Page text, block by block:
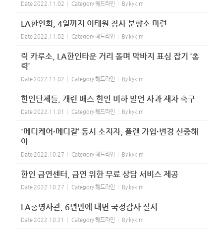
Date 2022.11.02 Category헤드라인 By kykim
LA한인회, 4일까지 이태원 참사 분향소 마련
Date 2022.11.02 Category헤드라인 By kykim
릭 카루소, LA한인타운 거리 돌며 막바지 표심 잡기 ‘총
력’
Date 2022.11.02 Category헤드라인 By kykim
한인단체들, 캐런 배스 한인 비하 발언 사과 재차 촉구
Date 2022.11.01 Category헤드라인 By kykim
'메디케어·메디칼’ 동시 소지자, 플랜 가입·변경 신중해
야
Date 2022.10.27 Category헤드라인 By kykim
한인 금연센터, 금연 위한 무료 상담 서비스 제공
Date 2022.10.27 Category헤드라인 By kykim
LA총영사관, 6년만에 대면 국정감사 실시
Date 2022.10.21 Category헤드라인 By kykim